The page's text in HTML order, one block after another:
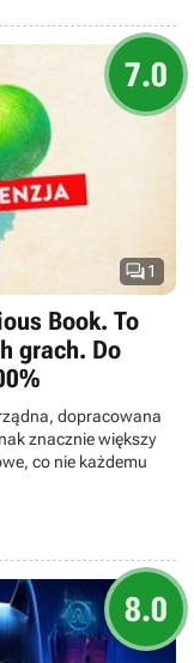
1
7.0
Book. To
grach. Do
dopracowana
znacznie większy
co nie każdemu
8.0